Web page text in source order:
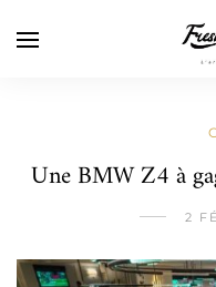
Une BMW Z4 à
2